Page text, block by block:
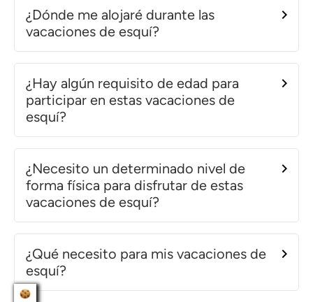
¿Dónde me alojaré durante las
vacaciones de esquí?
¿Hay algún requisito de edad para
participar en estas vacaciones de
esquí?
¿Necesito un determinado nivel de
forma física para disfrutar de estas
vacaciones de esquí?
¿Qué necesito para mis vacaciones de
esquí?